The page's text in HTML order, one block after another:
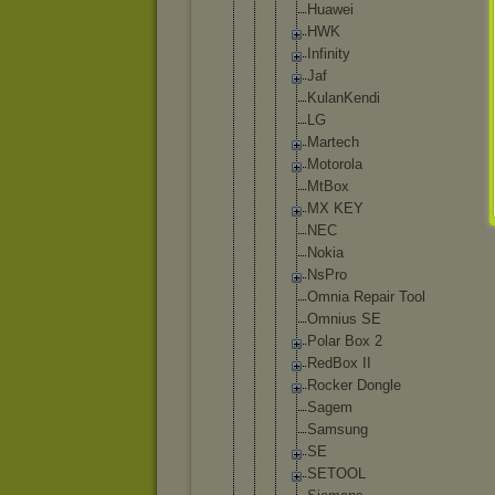
Huawei
HWK
Infinity
Jaf
KulanKendi
LG
Martech
Motorola
MtBox
MX KEY
NEC
Nokia
NsPro
Omnia Repair Tool
Omnius SE
Polar Box 2
RedBox II
Rocker Dongle
Sagem
Samsung
SE
SETOOL